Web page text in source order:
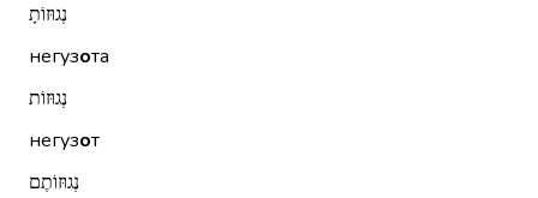
נְגוּזוֹתָ
негузота
נְגוּזוֹת
негузот
נְגוּזוֹתֶם